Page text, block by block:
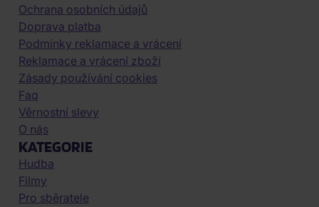
Ochrana osobních údajů
Doprava platba
Podmínky reklamace a vrácení
Reklamace a vrácení zboží
Zásady používání cookies
Faq
Věrnostní slevy
O nás
KATEGORIE
Hudba
Filmy
Pro sběratele